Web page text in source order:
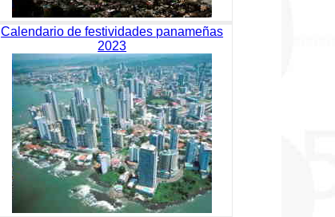
Calendario de festividades panameñas
2023